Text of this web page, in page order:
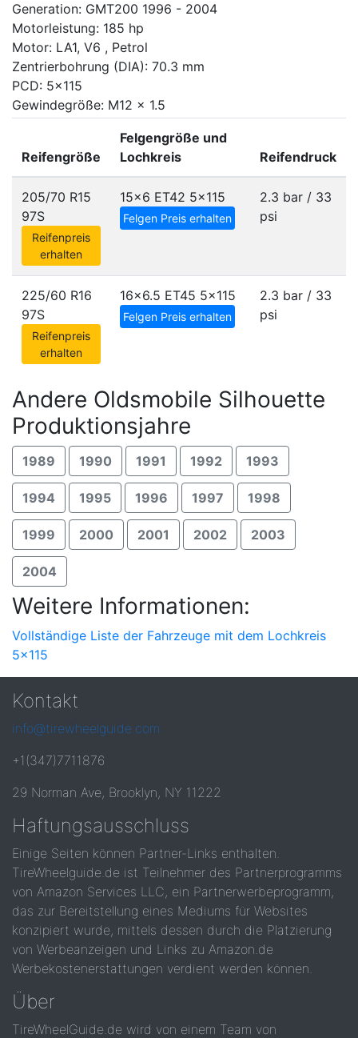
Generation: GMT200 1996 - 2004
Motorleistung: 185 hp
Motor: LA1, V6 , Petrol
Zentrierbohrung (DIA): 70.3 mm
PCD: 5x115
Gewindegröße: M12 x 1.5
Reifengröße
Felgengröße und
Lochkreis
Reifendruck
205/70 R15
97S
Reifenpreis
erhalten
15x6 ET42 5x115
Felgen Preis erhalten
2.3 bar / 33
psi
225/60 R16
97S
Reifenpreis
erhalten
16x6.5 ET45 5x115
Felgen Preis erhalten
2.3 bar / 33
psi
Andere Oldsmobile Silhouette
Produktionsjahre
1989 1990 1991 1992 1993
1994 1995 1996 1997 1998
1999 2000 2001 2002 2003
2004
Weitere Informationen:
Vollständige Liste der Fahrzeuge mit dem Lochkreis
5x115
Kontakt
info@tirewheelguide.com
+1(347)7711876
29 Norman Ave, Brooklyn, NY 11222
Haftungsausschluss
Einige Seiten können Partner-Links enthalten.
TireWheelguide.de ist Teilnehmer des Partnerprogramms
von Amazon Services LLC, ein Partnerwerbeprogramm,
das zur Bereitstellung eines Mediums für Websites
konzipiert wurde, mittels dessen durch die Platzierung
von Werbeanzeigen und Links zu Amazon.de
Werbekostenerstattungen verdient werden können.
Über
TireWheelGuide.de wird von einem Team von